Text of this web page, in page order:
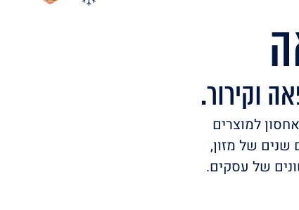
וקירור.
למוצרים
שנים של מזון,
של עסקים.